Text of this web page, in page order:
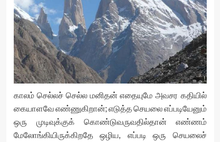
காலம் செல்லச் செல்ல மனிதன் எதையுமே அவசர கதியில்
கையாளவே எண்ணுகிறான்; எடுத்த செயலை எப்படியேனும்
ஒரு முடிவுக்குக் கொண்டுவருவதில்தான் எண்ணம்
மேலோங்கியிருக்கிறதே ஒழிய, எப்படி ஒரு செயலைச்